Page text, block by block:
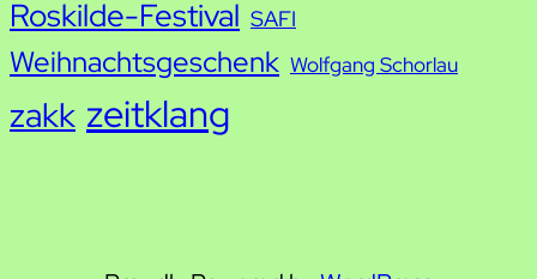
Roskilde-Festival SAFI
Weihnachtsgeschenk Wolfgang Schorlau
zakk zeitklang